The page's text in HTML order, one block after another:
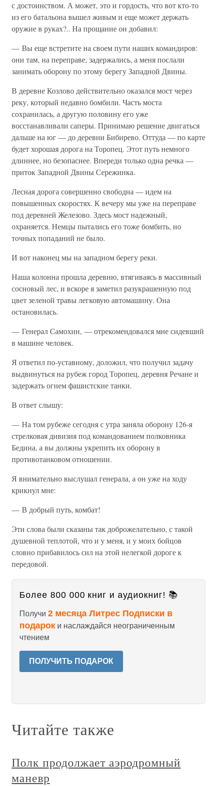
с достоинством. А может, это и гордость, что вот кто-то
из его батальона вышел живым и еще может держать
оружие в руках?.. На прощание он добавил:
— Вы еще встретите на своем пути наших командиров:
они там, на переправе, задержались, а меня послали
занимать оборону по этому берегу Западной Двины.
В деревне Козлово действительно оказался мост через
реку, который недавно бомбили. Часть моста
сохранилась, а другую половину его уже
восстанавливали саперы. Принимаю решение двигаться
дальше на юг — до деревни Бибирево. Оттуда — по карте
будет хорошая дорога на Торопец. Этот путь немного
длиннее, но безопаснее. Впереди только одна речка —
приток Западной Двины Сережинка.
Лесная дорога совершенно свободна — идем на
повышенных скоростях. К вечеру мы уже на переправе
под деревней Железово. Здесь мост надежный,
охраняется. Немцы пытались его тоже бомбить, но
точных попаданий не было.
И вот наконец мы на западном берегу реки.
Наша колонна прошла деревню, втягиваясь в массивный
сосновый лес, и вскоре я заметил разукрашенную под
цвет зеленой травы легковую автомашину. Она
остановилась.
— Генерал Самохин, — отрекомендовался мне сидевший
в машине человек.
Я ответил по-уставному, доложил, что получил задачу
выдвинуться на рубеж город Торопец, деревня Речане и
задержать огнем фашистские танки.
В ответ слышу:
— На том рубеже сегодня с утра заняла оборону 126-я
стрелковая дивизия под командованием полковника
Бедина, а вы должны укрепить их оборону в
противотанковом отношении.
Я внимательно выслушал генерала, а он уже на ходу
крикнул мне:
— В добрый путь, комбат!
Эти слова были сказаны так доброжелательно, с такой
душевной теплотой, что и у меня, и у моих бойцов
словно прибавилось сил на этой нелегкой дороге к
передовой.
Более 800 000 книг и аудиокниг! 📚
Получи 2 месяца Литрес Подписки в
подарок и наслаждайся неограниченным
чтением
ПОЛУЧИТЬ ПОДАРОК
Читайте также
Полк продолжает аэродромный
маневр